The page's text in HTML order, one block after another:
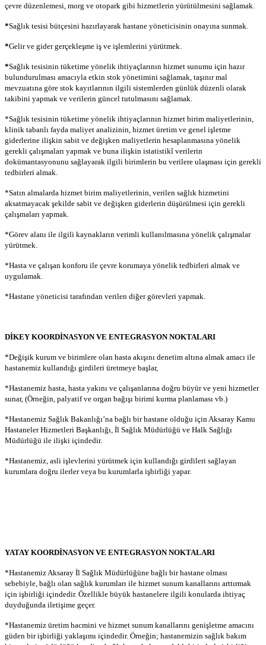
çevre düzenlemesi, morg ve otopark gibi hizmetlerin yürütülmesini sağlamak.
*Sağlık tesisi bütçesini hazırlayarak hastane yöneticisinin onayına sunmak.
*Gelir ve gider gerçekleşme iş ve işlemlerini yürütmek.
*Sağlık tesisinin tüketime yönelik ihtiyaçlarının hizmet sunumu için hazır
bulundurulması amacıyla etkin stok yönetimini sağlamak, taşınır mal
mevzuatına göre stok kayıtlarının ilgili sistemlerden günlük düzenli olarak
takibini yapmak ve verilerin güncel tutulmasını sağlamak.
*Sağlık tesisinin tüketime yönelik ihtiyaçlarının hizmet birim maliyetlerinin,
klinik tabanlı fayda maliyet analizinin, hizmet üretim ve genel işletme
giderlerine ilişkin sabit ve değişken maliyetlerin hesaplanmasına yönelik
gerekli çalışmaları yapmak ve buna ilişkin istatistikî verilerin
dokümantasyonunu sağlayarak ilgili birimlerin bu verilere ulaşması için gerekli
tedbirleri almak.
*Satın almalarda hizmet birim maliyetlerinin, verilen sağlık hizmetini
aksatmayacak şekilde sabit ve değişken giderlerin düşürülmesi için gerekli
çalışmaları yapmak.
*Görev alanı ile ilgili kaynakların verimli kullanılmasına yönelik çalışmalar
yürütmek.
*Hasta ve çalışan konforu ile çevre korumaya yönelik tedbirleri almak ve
uygulamak.
*Hastane yöneticisi tarafından verilen diğer görevleri yapmak.
DİKEY KOORDİNASYON VE ENTEGRASYON NOKTALARI
*Değişik kurum ve birimlere olan hasta akışını denetim altına almak amacı ile
hastanemiz kullandığı girdileri üretmeye başlar,
*Hastanemiz hasta, hasta yakını ve çalışanlarına doğru büyür ve yeni hizmetler
sunar, (Örneğin, palyatif ve organ bağışı birimi kurma planlaması vb.)
*Hastanemiz Sağlık Bakanlığı’na bağlı bir hastane olduğu için Aksaray Kamu
Hastaneler Hizmetleri Başkanlığı, İl Sağlık Müdürlüğü ve Halk Sağlığı
Müdürlüğü ile ilişki içindedir.
*Hastanemiz, asli işlevlerini yürütmek için kullandığı girdileri sağlayan
kurumlara doğru ilerler veya bu kurumlarla işbirliği yapar.
YATAY KOORDİNASYON VE ENTEGRASYON NOKTALARI
*Hastanemiz Aksaray İl Sağlık Müdürlüğüne bağlı bir hastane olması
sebebiyle, bağlı olan sağlık kurumları ile hizmet sunum kanallarını arttırmak
için işbirliği içindedir. Özellikle büyük hastanelere ilgili konularda ihtiyaç
duyduğunda iletişime geçer.
*Hastanemiz üretim hacmini ve hizmet sunum kanallarını genişletme amacını
güden bir işbirliği yaklaşımı içindedir. Örneğin; hastanemizin sağlık bakım